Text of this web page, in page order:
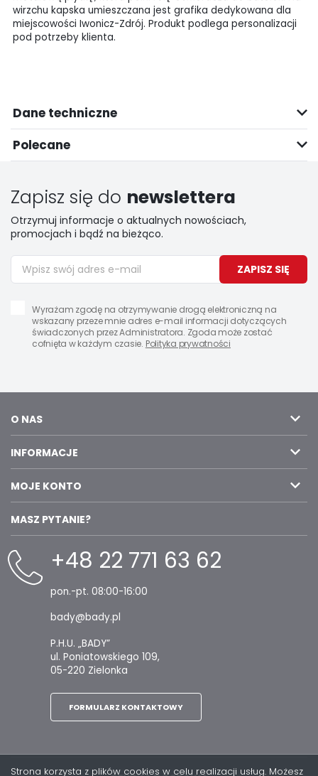
wirzchu kapska umieszczana jest grafika dedykowana dla
miejscowości Iwonicz-Zdrój. Produkt podlega personalizacji
pod potrzeby klienta.
Dane techniczne
Polecane
Zapisz się do newslettera
Otrzymuj informacje o aktualnych nowościach,
promocjach i bądź na bieżąco.
ZAPISZ SIĘ
Wyrażam zgodę na otrzymywanie drogą elektroniczną na
wskazany przeze mnie adres e-mail informacji dotyczących
świadczonych przez Administratora. Zgoda może zostać
cofnięta w każdym czasie. Polityka prywatności
O NAS
INFORMACJE
MOJE KONTO
MASZ PYTANIE?
+48 22 771 63 62
pon.-pt. 08:00-16:00
bady@bady.pl
P.H.U. „BADY”
ul. Poniatowskiego 109,
05-220 Zielonka
FORMULARZ KONTAKTOWY
Strona korzysta z plików cookies w celu realizacji usług. Możesz